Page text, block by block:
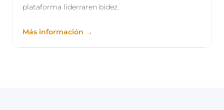
plataforma liderraren bidez.
Más información →